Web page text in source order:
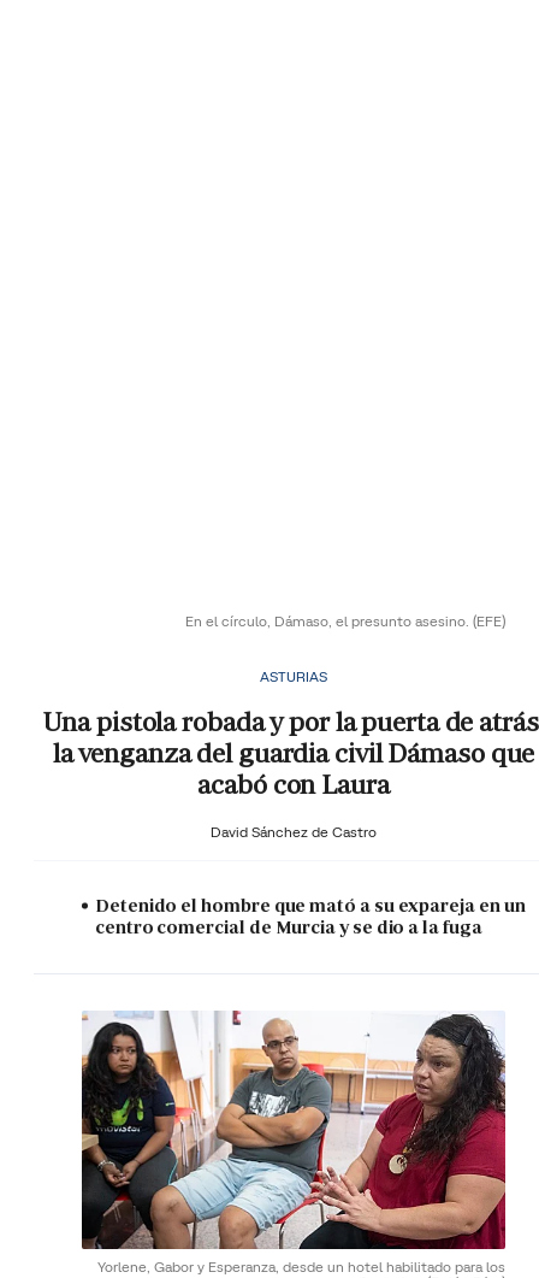
En el círculo, Dámaso, el presunto asesino. (EFE)
ASTURIAS
Una pistola robada y por la puerta de
la venganza del guardia civil Dámaso que
acabó con Laura
David Sánchez de Castro
Detenido el hombre que mató a su expareja en un
centro comercial de Murcia y se dio a la fuga
Yorlene, Gabor y Esperanza, desde un hotel habilitado para los